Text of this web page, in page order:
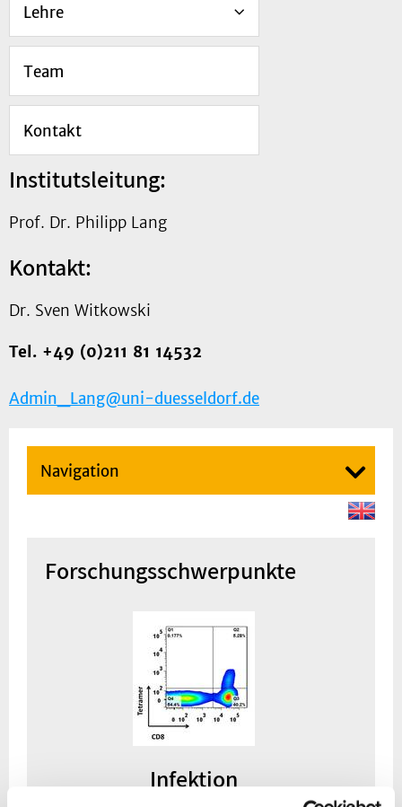
Lehre
Team
Kontakt
Institutsleitung:
Prof. Dr. Philipp Lang
Kontakt:
Dr. Sven Witkowski
Tel. +49 (0)211 81 14532
Admin_Lang@uni-duesseldorf.de
Navigation
Forschungsschwerpunkte
Infektion